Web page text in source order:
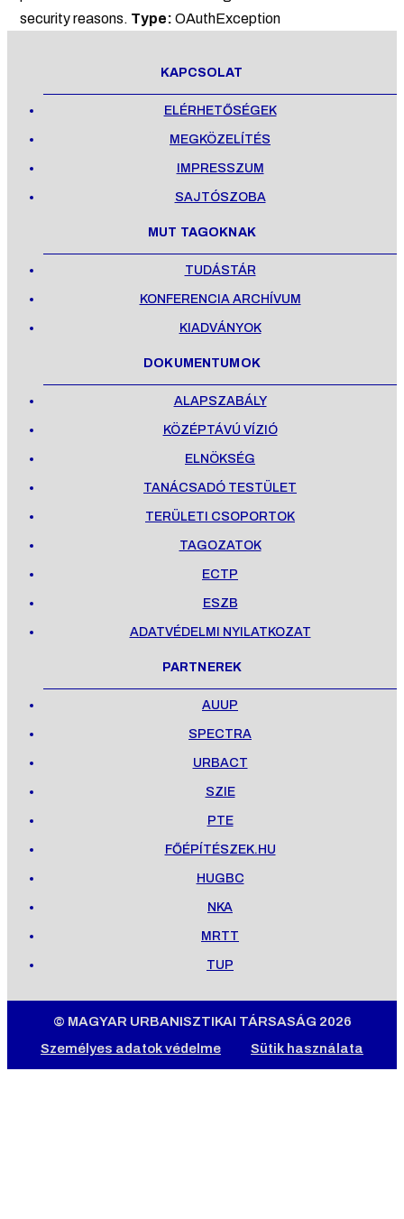
security reasons. Type: OAuthException
KAPCSOLAT
ELÉRHETŐSÉGEK
MEGKÖZELÍTÉS
IMPRESSZUM
SAJTÓSZOBA
MUT TAGOKNAK
TUDÁSTÁR
KONFERENCIA ARCHÍVUM
KIADVÁNYOK
DOKUMENTUMOK
ALAPSZABÁLY
KÖZÉPTÁVÚ VÍZIÓ
ELNÖKSÉG
TANÁCSADÓ TESTÜLET
TERÜLETI CSOPORTOK
TAGOZATOK
ECTP
ESZB
ADATVÉDELMI NYILATKOZAT
PARTNEREK
AUUP
SPECTRA
URBACT
SZIE
PTE
FŐÉPÍTÉSZEK.HU
HUGBC
NKA
MRTT
TUP
© MAGYAR URBANISZTIKAI TÁRSASÁG 2026
Személyes adatok védelme
Sütik használata